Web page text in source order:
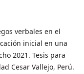
verbales en el
inicial en una
2021. Tesis para
Cesar Vallejo, Perú.